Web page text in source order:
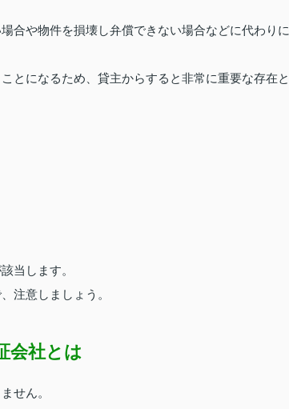
合や物件を損壊し弁償できない場合などに代わりに
とになるため、貸主からすると非常に重要な存在と
当します。
注意しましょう。
会社とは
せん。